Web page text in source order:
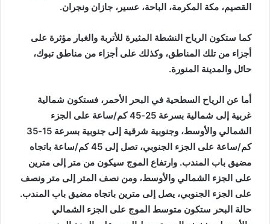
القصيم، مكة المكرمة، الباحة، عسير، جازان ونجران.
كما ستكون الرياح النشطة المثيرة للأتربة والغبار مؤثرة على
أجزاء من تلك المناطق، وكذلك على أجزاء من مناطق تبوك،
حائل والمدينة المنورة.
أما عن الرياح السطحية في البحر الأحمر، فستكون شمالية
غربية إلى شمالية بسرعة 25-45 كم/ساعة على الجزء
الشمالي والأوسط، وجنوبية شرقية إلى جنوبية بسرعة 15-35
كم/ساعة على الجزء الجنوبي، تصل إلى 45 كم/ساعة باتجاه
مضيق باب المندب. وارتفاع الموج سيكون من متر إلى مترين
على الجزء الشمالي والأوسط، ومن نصف المتر إلى متر ونصف
على الجزء الجنوبي، يصل إلى مترين باتجاه مضيق باب المندب.
حالة البحر ستكون متوسط الموج على الجزء الشمالي